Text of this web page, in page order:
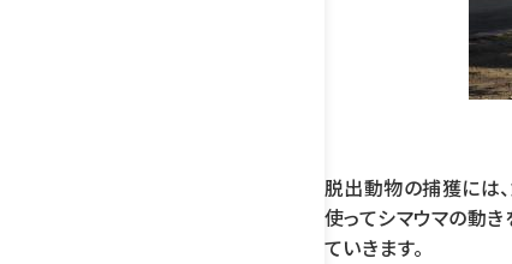
脱出動物の捕獲には
使ってシマウマの動
ていきます。